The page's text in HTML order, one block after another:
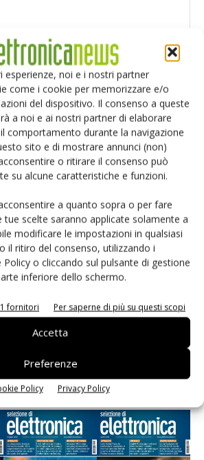
esperienze, noi e i nostri partner
come i cookie per memorizzare e/o
del dispositivo. Il consenso a queste
a noi e ai nostri partner di elaborare
comportamento durante la navigazione
sito e di mostrare annunci (non)
o ritirare il consenso può
su alcune caratteristiche e funzioni.
a quanto sopra o per fare
tue scelte saranno applicate solamente a
modificare le impostazioni in qualsiasi
il ritiro del consenso, utilizzando i
Policy o cliccando sul pulsante di gestione
inferiore dello schermo.
fornitori Per saperne di più su questi scopi
Accetta
Preferenze
Policy Privacy Policy
email e sito web in questo browser per i